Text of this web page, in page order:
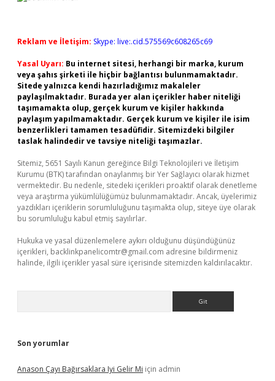
Reklam ve İletişim: Skype: live:.cid.575569c608265c69
Yasal Uyarı: Bu internet sitesi, herhangi bir marka, kurum
veya şahıs şirketi ile hiçbir bağlantısı bulunmamaktadır.
Sitede yalnızca kendi hazırladığımız makaleler
paylaşılmaktadır. Burada yer alan içerikler haber niteliği
taşımamakta olup, gerçek kurum ve kişiler hakkında
paylaşım yapılmamaktadır. Gerçek kurum ve kişiler ile isim
benzerlikleri tamamen tesadüfidir. Sitemizdeki bilgiler
taslak halindedir ve tavsiye niteliği taşımazlar.
Sitemiz, 5651 Sayılı Kanun gereğince Bilgi Teknolojileri ve İletişim
Kurumu (BTK) tarafından onaylanmış bir Yer Sağlayıcı olarak hizmet
vermektedir. Bu nedenle, sitedeki içerikleri proaktif olarak denetleme
veya araştırma yükümlülüğümüz bulunmamaktadır. Ancak, üyelerimiz
yazdıkları içeriklerin sorumluluğunu taşımakta olup, siteye üye olarak
bu sorumluluğu kabul etmiş sayılırlar.
Hukuka ve yasal düzenlemelere aykırı olduğunu düşündüğünüz
içerikleri, backlinkpanelicomtr@gmail.com adresine bildirmeniz
halinde, ilgili içerikler yasal süre içerisinde sitemizden kaldırılacaktır.
Son yorumlar
Anason Çayı Bağırsaklara Iyi Gelir Mi için admin